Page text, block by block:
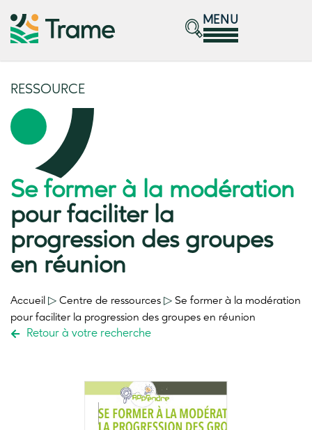
MENU
RESSOURCE
Se former à la modération
pour faciliter la
progression des groupes
en réunion
Accueil ▷ Centre de ressources ▷ Se former à la modération
pour faciliter la progression des groupes en réunion
Retour à votre recherche